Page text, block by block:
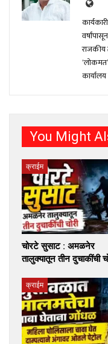
राजकीय
You Might
क्राईम
चोरटे सुसाट : अमळनेर
तालुक्यातून तीन दुचाकींची
क्राईम